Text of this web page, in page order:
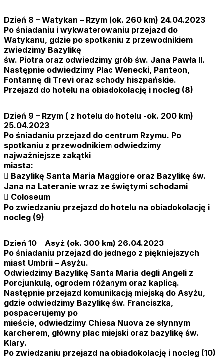
Dzień 8 – Watykan – Rzym (ok. 260 km) 24.04.2023
Po śniadaniu i wykwaterowaniu przejazd do
Watykanu, gdzie po spotkaniu z przewodnikiem
zwiedzimy Bazylikę
św. Piotra oraz odwiedzimy grób św. Jana Pawła II.
Następnie odwiedzimy Plac Wenecki, Panteon,
Fontannę di Trevi oraz schody hiszpańskie.
Przejazd do hotelu na obiadokolację i nocleg (8)
Dzień 9 – Rzym ( z hotelu do hotelu -ok. 200 km)
25.04.2023
Po śniadaniu przejazd do centrum Rzymu. Po
spotkaniu z przewodnikiem odwiedzimy
najważniejsze zakątki
miasta:
 Bazylikę Santa Maria Maggiore oraz Bazylikę św.
Jana na Lateranie wraz ze świętymi schodami
 Coloseum
Po zwiedzaniu przejazd do hotelu na obiadokolację i
nocleg (9)
Dzień 10 – Asyż (ok. 300 km) 26.04.2023
Po śniadaniu przejazd do jednego z piękniejszych
miast Umbrii – Asyżu.
Odwiedzimy Bazylikę Santa Maria degli Angeli z
Porcjunkulą, ogrodem różanym oraz kaplicą.
Następnie przejazd komunikacją miejską do Asyżu,
gdzie odwiedzimy Bazylikę św. Franciszka,
pospacerujemy po
mieście, odwiedzimy Chiesa Nuova ze słynnym
karcherem, główny plac miejski oraz bazylikę św.
Klary.
Po zwiedzaniu przejazd na obiadokolację i nocleg (10)